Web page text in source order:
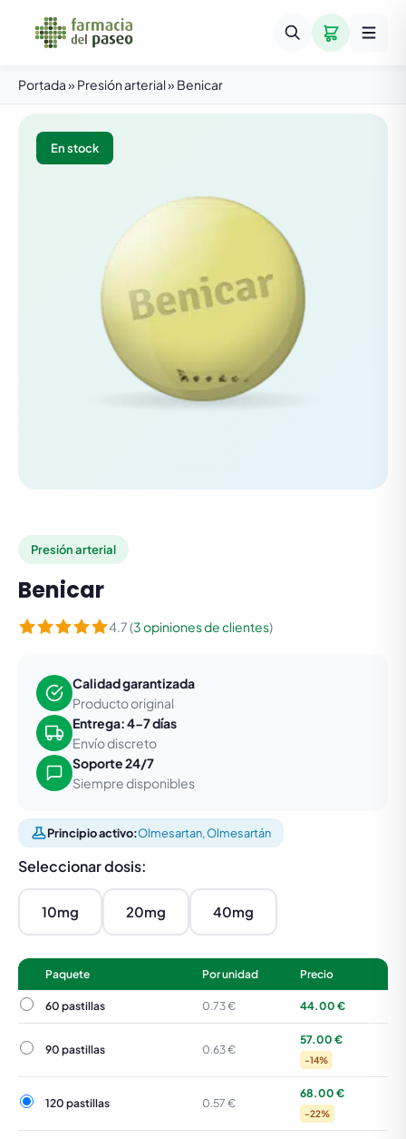
Portada» Presión arterial» Benicar
En stock
Presión arterial
Benicar
4.7 (3 opiniones de clientes)
Calidad garantizada
Producto original
Entrega: 4-7 días
Envío discreto
Soporte 24/7
Siempre disponibles
Principio activo:Olmesartan, Olmesartán
Seleccionar dosis:
10mg 20mg 40mg
Paquete Por unidad Precio
60 pastillas
60 pastillas 0.73 € 44.00 €
90 pastillas
90 pastillas 0.63 €
57.00 €
-14%
120 pastillas
120 pastillas 0.57 €
68.00 €
-22%